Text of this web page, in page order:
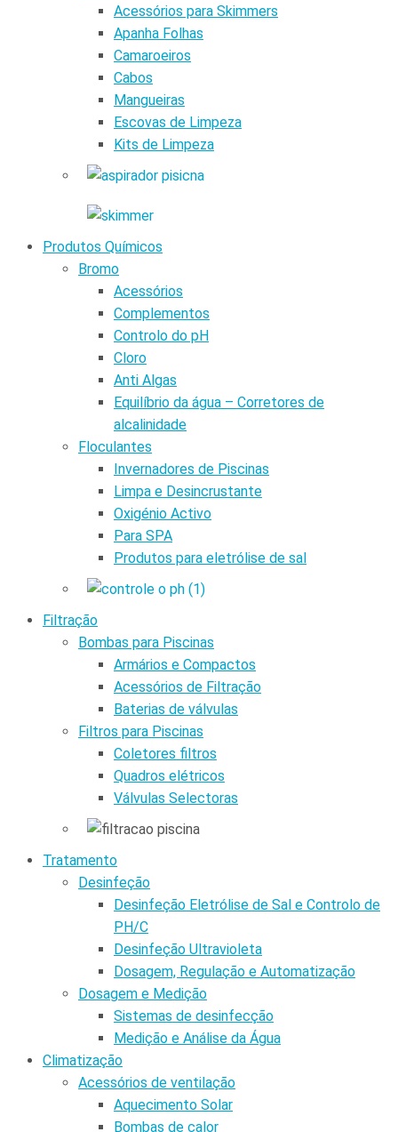
Acessórios para Skimmers
Apanha Folhas
Camaroeiros
Cabos
Mangueiras
Escovas de Limpeza
Kits de Limpeza
Produtos Químicos
Bromo
Acessórios
Complementos
Controlo do pH
Cloro
Anti Algas
Equilíbrio da água – Corretores de
alcalinidade
Floculantes
Invernadores de Piscinas
Limpa e Desincrustante
Oxigénio Activo
Para SPA
Produtos para eletrólise de sal
Filtração
Bombas para Piscinas
Armários e Compactos
Acessórios de Filtração
Baterias de válvulas
Filtros para Piscinas
Coletores filtros
Quadros elétricos
Válvulas Selectoras
Tratamento
Desinfeção
Desinfeção Eletrólise de Sal e Controlo de
PH/C
Desinfeção Ultravioleta
Dosagem, Regulação e Automatização
Dosagem e Medição
Sistemas de desinfecção
Medição e Análise da Água
Climatização
Acessórios de ventilação
Aquecimento Solar
Bombas de calor